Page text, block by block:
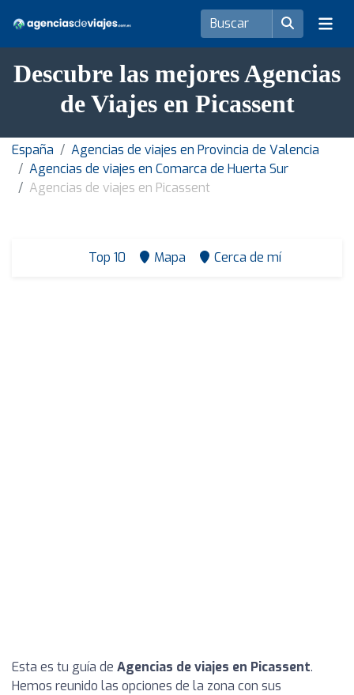
Descubre las mejores Agencias
de Viajes en Picassent
España
Agencias de viajes en Provincia de Valencia
Agencias de viajes en Comarca de Huerta Sur
Agencias de viajes en Picassent
Top 10 Mapa Cerca de mí
Esta es tu guía de Agencias de viajes en Picassent.
Hemos reunido las opciones de la zona con sus